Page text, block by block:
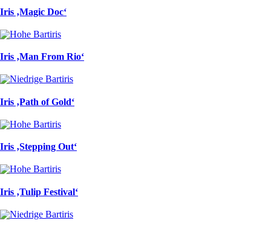
Iris ‚Magic Doc‘
Iris ‚Man From Rio‘
Iris ‚Path of Gold‘
Iris ‚Stepping Out‘
Iris ‚Tulip Festival‘